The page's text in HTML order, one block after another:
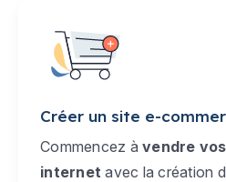
Créer un site e-
Commencez à vendre
internet avec la création